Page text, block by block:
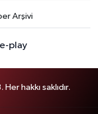
Arşivi
hakkı saklıdır.